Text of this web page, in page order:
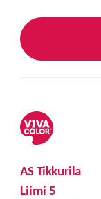
AS Tikkurila
Liimi 5